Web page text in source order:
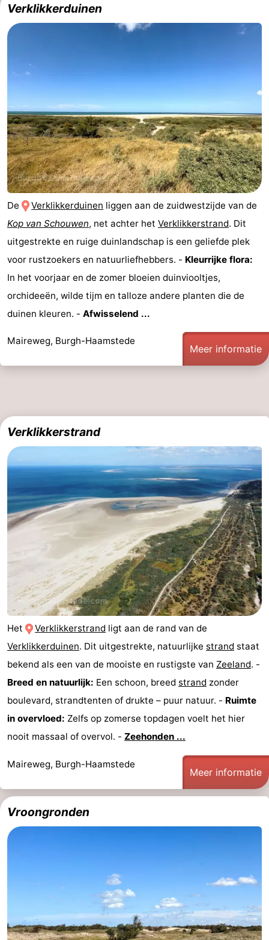
Natuur
Haamstede
Natuur
van
Schouwen
Walcheren
Veere
-
Natuur
Oranjezon
-
Oostkapelle
-
Natuur
de
Mantelingen
-
Domburg
-
Zoutelande
-
Vlissingen
-
Middelburg
Weer
Contact
Verklikkerduinen
De Verklikkerduinen liggen aan de zuidwestzijde van de
Kop van Schouwen, net achter het Verklikkerstrand. Dit
uitgestrekte en ruige duinlandschap is een geliefde plek
voor rustzoekers en natuurliefhebbers. - Kleurrijke flora:
In het voorjaar en de zomer bloeien duinviooltjes,
orchideeën, wilde tijm en talloze andere planten die de
duinen kleuren. - Afwisselend ...
Maireweg, Burgh-Haamstede
Meer informatie
Verklikkerstrand
Het Verklikkerstrand ligt aan de rand van de
Verklikkerduinen. Dit uitgestrekte, natuurlijke strand staat
bekend als een van de mooiste en rustigste van Zeeland. -
Breed en natuurlijk: Een schoon, breed strand zonder
boulevard, strandtenten of drukte – puur natuur. - Ruimte
in overvloed: Zelfs op zomerse topdagen voelt het hier
nooit massaal of overvol. - Zeehonden ...
Maireweg, Burgh-Haamstede
Meer informatie
Vroongronden